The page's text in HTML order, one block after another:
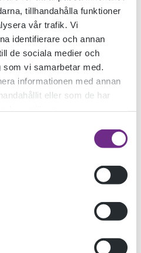
tillhandahålla funktioner
vår trafik. Vi
identifierare och annan
de sociala medier och
vi samarbetar med.
informationen med annan
eller som de har